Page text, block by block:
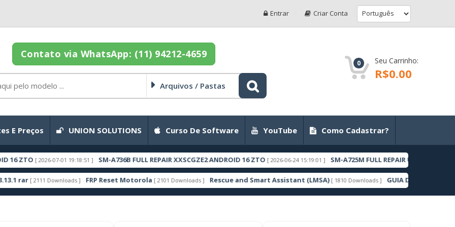
Entrar Criar Conta
Contato via WhatsApp: (11) 94212-4659
Arquivos / Pastas
0 Seu Carrinho:
R$0.00
E Preços UNION SOLUTIONS Curso De Software YouTube Como Cadastrar?
2026-07-01 19:18:51 ] SM-A736B FULL REPAIR XXSCGZE2 ANDROID 16 ZTO [ 2026-06-24 15:19:01 ] SM-A725M FULL REPAIR UBSBFYC1 ANDROID 11
Downloads ] FRP Reset Motorola [ 2101 Downloads ] Rescue and Smart Assistant (LMSA) [ 1810 Downloads ] GUIA DE COMO DESBLOQUEAR